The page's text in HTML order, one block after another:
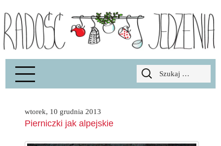
Radość Jedzenia – blog kulinarny
Szukaj:
wtorek, 10 grudnia 2013
Pierniczki jak alpejskie